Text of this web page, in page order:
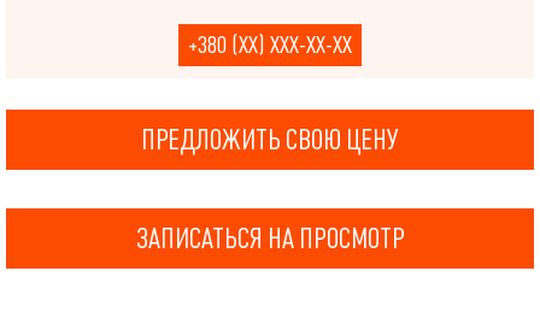
+380 (XX) XXX-XX-XX
ПРЕДЛОЖИТЬ СВОЮ ЦЕНУ
ЗАПИСАТЬСЯ НА ПРОСМОТР